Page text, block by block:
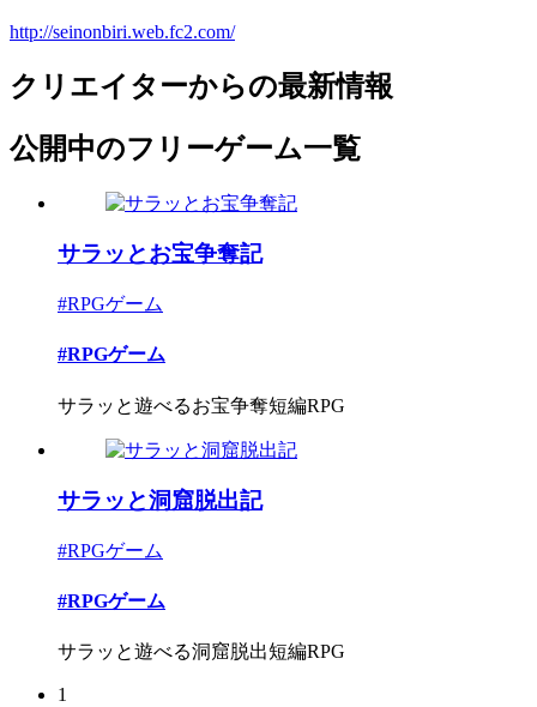
http://seinonbiri.web.fc2.com/
クリエイターからの最新情報
公開中のフリーゲーム一覧
サラッとお宝争奪記
#RPGゲーム
#RPGゲーム
サラッと遊べるお宝争奪短編RPG
サラッと洞窟脱出記
#RPGゲーム
#RPGゲーム
サラッと遊べる洞窟脱出短編RPG
1